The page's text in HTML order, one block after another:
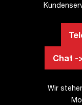
Chat -
Wir